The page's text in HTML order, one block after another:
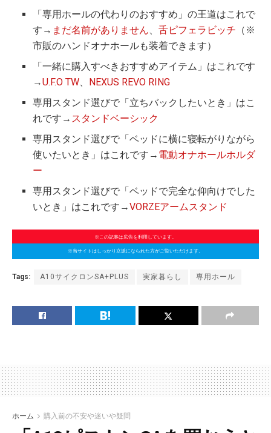
「専用ホールの代わりのおすすめ」の王道はこれで
す→ まだ名前がありません 、舌ピフェラビッチ （※
市販のハンドオナホールも装着できます）
「一緒に購入すべきおすすめアイテム」はこれです
→U.F.O TW
NEXUS REVO RING
専用スタンド選びで「立ちバックしたいとき」はこ
れです→ スタンドベーシック
専用スタンド選びで「ベッドに横に寝転がりながら
使いたいとき」はこれです→ 電動オナホールホルダ
ー
専用スタンド選びで「ベッドで完全な仰向けでした
いとき」はこれです→VORZEアームスタンド
※この記事は広告を利用しています。
※当サイトはしっかり立派になられた方がご覧いただけます。
Tags: A10サイクロンSA+PLUS 実家暮らし 専用ホール
ホーム 購入前の不安や迷いや疑問